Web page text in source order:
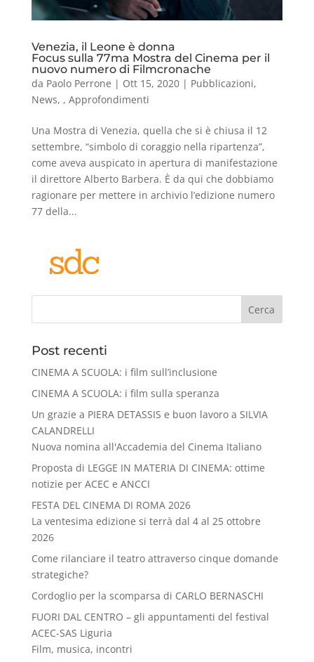
Venezia, il Leone è donna
Focus sulla 77ma Mostra del Cinema per il
nuovo numero di Filmcronache
da Paolo Perrone | Ott 15, 2020| Pubblicazioni,
News, , Approfondimenti
Una Mostra di Venezia, quella che si è chiusa il 12
settembre, “simbolo di coraggio nella ripartenza”,
come aveva auspicato in apertura di manifestazione
il direttore Alberto Barbera. È da qui che dobbiamo
ragionare per mettere in archivio l’edizione numero
77 della...
Cerca
Post recenti
CINEMA A SCUOLA: i film sull’inclusione
CINEMA A SCUOLA: i film sulla speranza
Un grazie a PIERA DETASSIS e buon lavoro a SILVIA
CALANDRELLI
Nuova nomina all'Accademia del Cinema Italiano
Proposta di LEGGE IN MATERIA DI CINEMA: ottime
notizie per ACEC e ANCCI
FESTA DEL CINEMA DI ROMA 2026
La ventesima edizione si terrà dal 4 al 25 ottobre
2026
Come rilanciare il teatro attraverso cinque domande
strategiche?
Cordoglio per la scomparsa di CARLO BERNASCHI
FUORI DAL CENTRO – gli appuntamenti del festival
ACEC-SAS Liguria
Film, musica, incontri